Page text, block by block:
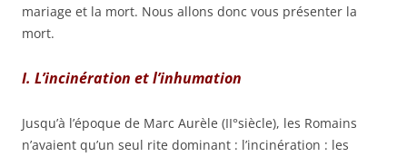
mariage et la mort. Nous allons donc vous présenter la
mort.
I. L’incinération et l’inhumation
Jusqu’à l’époque de Marc Aurèle (II°siècle), les Romains
n’avaient qu’un seul rite dominant : l’incinération : les